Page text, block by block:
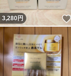
3,280円